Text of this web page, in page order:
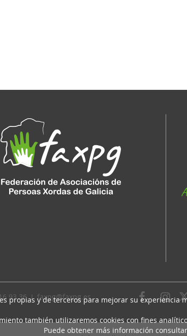
93 36 I faxpg@faxpg.es
propias y de terceros para mejorar su experiencia
también utilizaremos cookies con fines
Puede obtener más información